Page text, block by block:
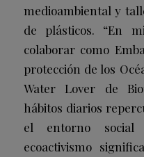
medioambiental y
de plásticos. “En
colaborar como
protección de los
Water Lover de
hábitos diarios
el entorno
ecoactivismo